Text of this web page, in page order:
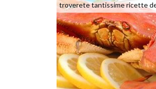
troverete tantissime ricette